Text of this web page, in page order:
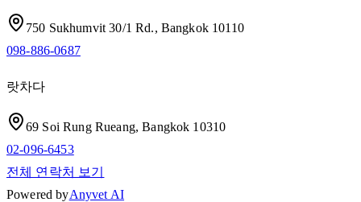
750 Sukhumvit 30/1 Rd., Bangkok 10110
098-886-0687
랏차다
69 Soi Rung Rueang, Bangkok 10310
02-096-6453
전체 연락처 보기
Powered byAnyvet AI